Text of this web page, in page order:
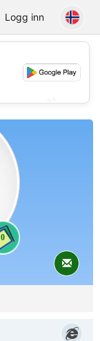
Logg inn
0